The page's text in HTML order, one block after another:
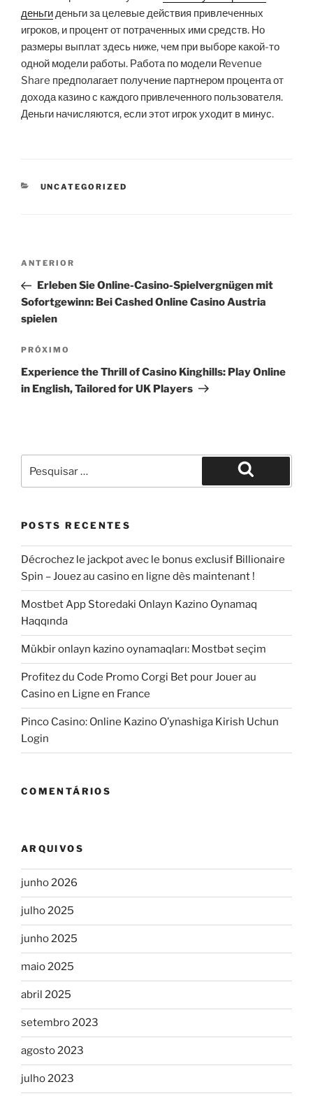
деньгиденьги за целевые действия привлеченных
игроков, и процент от потраченных ими средств. Но
размеры выплат здесь ниже, чем при выборе какой-то
одной модели работы. Работа по модели Revenue
Share предполагает получение партнером процента от
дохода казино с каждого привлеченного пользователя.
Деньги начисляются, если этот игрок уходит в минус.
CATEGORIAS
UNCATEGORIZED
Navegação
Post
Post
anterior
ANTERIOR
Erleben Sie Online-Casino-Spielvergnügen mit
Sofortgewinn: Bei Cashed Online Casino Austria
spielen
Próximo
post
PRÓXIMO
Experience the Thrill of Casino Kinghills: Play Online
in English, Tailored for UK Players
por:
Pesquisar
POSTS RECENTES
Décrochez le jackpot avec le bonus exclusif Billionaire
Spin – Jouez au casino en ligne dès maintenant !
Mostbet App Storedaki Onlayn Kazino Oynamaq
Haqqında
Mükbir onlayn kazino oynamaqları: Mostbət seçim
Profitez du Code Promo Corgi Bet pour Jouer au
Casino en Ligne en France
Pinco Casino: Online Kazino O’ynashiga Kirish Uchun
Login
COMENTÁRIOS
ARQUIVOS
junho 2026
julho 2025
junho 2025
maio 2025
abril 2025
setembro 2023
agosto 2023
julho 2023